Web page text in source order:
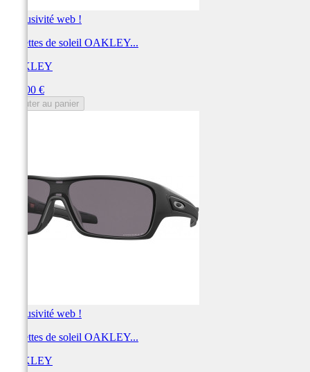
Exclusivité web !
Lunettes de soleil OAKLEY...
OAKLEY
228,00 €
Ajouter au panier
Exclusivité web !
Lunettes de soleil OAKLEY...
OAKLEY